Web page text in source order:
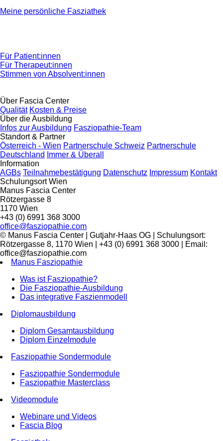
Meine persönliche Fasziathek
Für Patient:innen
Für Therapeut:innen
Stimmen von Absolvent:innen
Über Fascia Center
Qualität Kosten & Preise
Über die Ausbildung
Infos zur Ausbildung Fasziopathie-Team
Standort & Partner
Österreich - Wien Partnerschule Schweiz Partnerschule
Deutschland
Immer & Überall
Information
AGBs Teilnahmebestätigung Datenschutz Impressum Kontakt
Schulungsort Wien
Manus Fascia Center
Rötzergasse 8
1170 Wien
+43 (0) 6991 368 3000
office@fasziopathie.com
© Manus Fascia Center | Gutjahr-Haas OG | Schulungsort:
Rötzergasse 8, 1170 Wien | +43 (0) 6991 368 3000 | Email:
office@fasziopathie.com
Manus Fasziopathie
Was ist Fasziopathie?
Die Fasziopathie-Ausbildung
Das integrative Faszienmodell
Diplomausbildung
Diplom Gesamtausbildung
Diplom Einzelmodule
Fasziopathie Sondermodule
Fasziopathie Sondermodule
Fasziopathie Masterclass
Videomodule
Webinare und Videos
Fascia Blog